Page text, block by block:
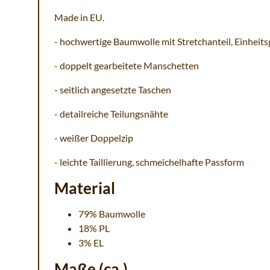
Made in EU.
- hochwertige Baumwolle mit Stretchanteil,
- doppelt gearbeitete Manschetten
- seitlich angesetzte Taschen
- detailreiche Teilungsnähte
- weißer Doppelzip
- leichte Taillierung, schmeichelhafte Passform
Material
79% Baumwolle
18% PL
3% EL